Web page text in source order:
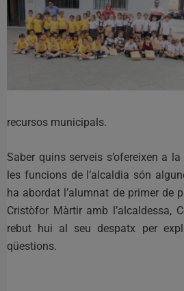
recursos municipals.
Saber quins serveis s’ofereixen a
les funcions de l’alcaldia són
ha abordat l’alumnat de primer de
Cristòfor Màrtir amb l’alcaldessa,
rebut hui al seu despatx per
qüestions.